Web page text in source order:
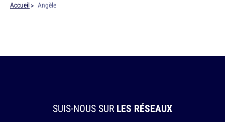
Accueil Angèle
SUIS-NOUS SUR LES RÉSEAUX